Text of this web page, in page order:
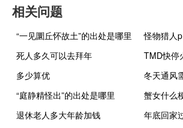
相关问题
“一见圜丘怀故土”的出处是哪里
怪物猎人
死人多久可以去拜年
多少算优
冬天通风
“庭静精怪出”的出处是哪里
蟹女什么
退休老人多大年龄加钱
年底回家